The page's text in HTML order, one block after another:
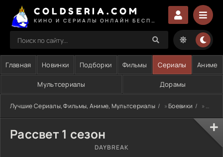
COLDSERIA.COM
Главная Новинки Подборки Фильмы Сериалы Аниме
Мультсериалы Дорамы
Лучшие Сериалы, Фильмы, Аниме, Мультсериалы »Боевики » Рассвет 1 сезон
Рассвет 1 сезон
DAYBREAK